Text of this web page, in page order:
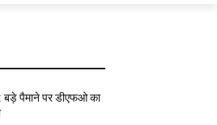
पैमाने पर डीएफओ का